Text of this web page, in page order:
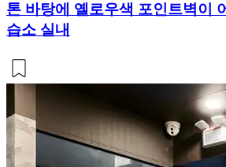
톤 바탕에 옐로우색 포인트벽이
습소 실내